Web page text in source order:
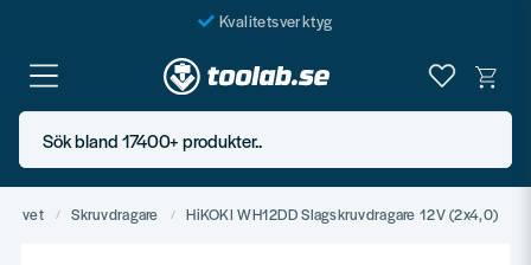
Kvalitetsverktyg
Fraktfritt över 999 SEK*
En järnhandel för alla
Butik i Göteborg
Sök bland 17400+ produkter..
Skruvdragare HiKOKI WH12DD Slagskruvdragare 12V (2x4,0)